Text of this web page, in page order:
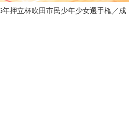
年押立杯吹田市民少年少女選手権／成